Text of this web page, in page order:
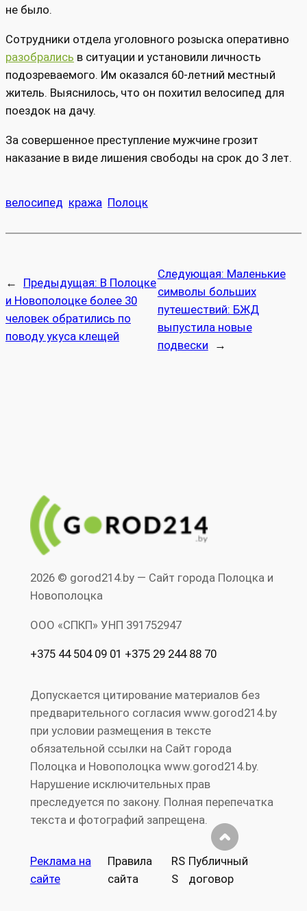
не было.
Сотрудники отдела уголовного розыска оперативно
разобрались в ситуации и установили личность
подозреваемого. Им оказался 60‑летний местный
житель. Выяснилось, что он похитил велосипед для
поездок на дачу.
За совершенное преступление мужчине грозит
наказание в виде лишения свободы на срок до 3 лет.
велосипед кража Полоцк
← Предыдущая: В Полоцке
и Новополоцке более 30
человек обратились по
поводу укуса клещей
Следующая: Маленькие
символы больших
путешествий: БЖД
выпустила новые
подвески
→
2026 © gorod214.by — Сайт города Полоцка и
Новополоцка
ООО «СПКП» УНП ‎391752947
+375 44 504 09 01 +375 29 244 88 70
Допускается цитирование материалов без
предварительного согласия www.gorod214.by
при условии размещения в тексте
обязательной ссылки на Сайт города
Полоцка и Новополоцка www.gorod214.by.
Нарушение исключительных прав
преследуется по закону. Полная перепечатка
текста и фотографий запрещена.
Реклама на
сайте
Правила
сайта
RS
S
Публичный
договор